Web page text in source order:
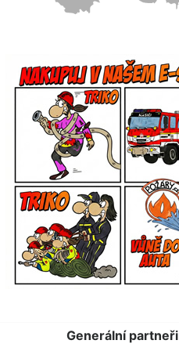
Generální partneři